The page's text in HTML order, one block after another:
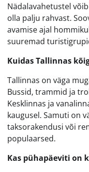
Nädalavahetustel
olla palju rahvast.
avamise ajal
suuremad
Kuidas Tallinnas
Tallinnas on väga
Bussid, trammid ja
Kesklinnas ja
kaugusel. Samuti on
taksorakendusi või
populaarsed.
Kas pühapäeviti on